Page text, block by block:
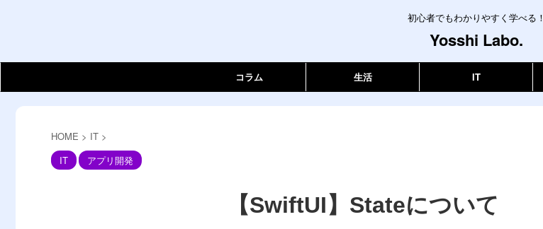
初心者でもわかりやすく学べる！
Yosshi Labo.
コラム 生活 IT
HOME > IT >
IT
アプリ開発
【SwiftUI】Stateについて